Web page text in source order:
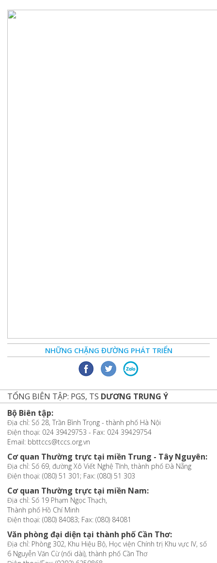
NHỮNG CHẶNG ĐƯỜNG PHÁT TRIỂN
TỔNG BIÊN TẬP: PGS, TS DƯƠNG TRUNG Ý
Bộ Biên tập:
Địa chỉ: Số 28, Trần Bình Trọng - thành phố Hà Nội
Điện thoại: 024 39429753 - Fax: 024 39429754
Email: bbttccs@tccs.org.vn
Cơ quan Thường trực tại miền Trung - Tây Nguyên:
Địa chỉ: Số 69, đường Xô Viết Nghệ Tĩnh, thành phố Đà Nẵng
Điện thoại: (080) 51 301; Fax: (080) 51 303
Cơ quan Thường trực tại miền Nam:
Địa chỉ: Số 19 Phạm Ngọc Thạch,
Thành phố Hồ Chí Minh
Điện thoại: (080) 84083; Fax: (080) 84081
Văn phòng đại diện tại thành phố Cần Thơ:
Địa chỉ: Phòng 302, Khu Hiệu Bộ, Học viện Chính trị Khu vực IV, số
6 Nguyễn Văn Cừ (nối dài), thành phố Cần Thơ